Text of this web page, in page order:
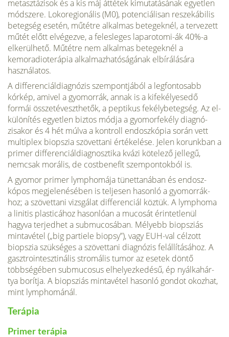
metasztázisok és a kis máj áttétek kimutatásának egyet­len
módszere. Lokoregionális (M0), potenciálisan reszekábilis
betegség esetén, műtétre alkalmas betegeknél, a tervezett
műtét előtt elvégezve, a felesleges laparotomi-ák 40%-a
elkerülhető. Műtétre nem alkalmas betegeknél a
kemoradioterápia alkalmazhatóságának elbírálására
használatos.
A differenciáldiagnózis szempontjából a legfontosabb
kórkép, amivel a gyomorrák, annak is a kifekélyesedő
formái összetéveszthetők, a peptikus fekélybetegség. Az el­
különítés egyetlen biztos módja a gyomorfekély diagnó­
zisakor és 4 hét múlva a kontroll endoszkópia során vett
multiplex biopszia szövettani értékelése. Jelen korunkban a
primer differenciáldiagnosztika kvázi kötelező jelle­gű,
nemcsak morális, de costbenefit szempontokból is.
A gyomor primer lymphomája tünettanában és endosz­
kópos megjelenésében is teljesen hasonló a gyomorrák­
hoz; a szövettani vizsgálat differenciál köztük. A lymphoma
a linitis plasticához hasonlóan a mucosát érintetlenül
hagyva terjedhet a submucosában. Mélyebb biopsziás
mintavétel („big partiele biopsy”), vagy EUH-val célzott
biopszia szükséges a szövettani diagnózis felállításához. A
gasztrointesztinális stromális tumor az esetek döntő
többségében submucosus elhelyezkedésű, ép nyálkahár­
tya borítja. A biopsziás mintavétel hasonló gondot okoz­hat,
mint lymphománál.
Terápia
Primer terápia